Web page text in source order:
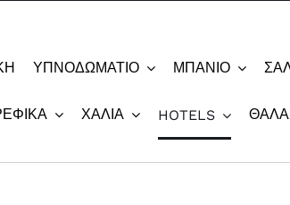
ΥΠΝΟΔΩΜΆΤΙΟ ΜΠΆΝΙΟ
ΧΑΛΙΆ HOTELS